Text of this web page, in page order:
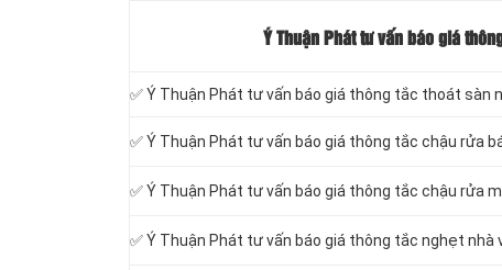
Ý Thuận Phát tư vấn báo giá
✅ Ý Thuận Phát tư vấn báo giá thông tắc thoát sàn
✅ Ý Thuận Phát tư vấn báo giá thông tắc chậu rửa
✅ Ý Thuận Phát tư vấn báo giá thông tắc chậu rửa
✅ Ý Thuận Phát tư vấn báo giá thông tắc nghẹt nhà